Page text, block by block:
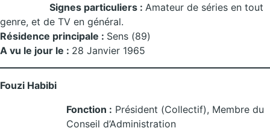
Signes particuliers : Amateur de séries en tout
genre, et de TV en général.
Résidence principale : Sens (89)
A vu le jour le : 28 Janvier 1965
Fouzi Habibi
Fonction : Président (Collectif), Membre du
Conseil d’Administration